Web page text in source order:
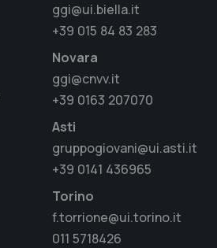
ggi@ui.biella.it
+39 015 84 83 283
Novara
ggi@cnvv.it
+39 0163 207070
Asti
gruppogiovani@ui.asti.it
+39 0141 436965
Torino
f.torrione@ui.torino.it
011 5718426